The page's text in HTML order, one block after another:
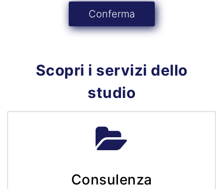
Scopri i servizi dello
studio
Consulenza